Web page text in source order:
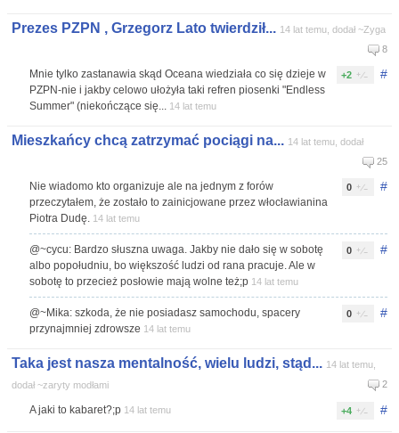
Prezes PZPN , Grzegorz Lato twierdził... 14 lat temu, dodał ~Zyga
8
#
+2
Mnie tylko zastanawia skąd Oceana wiedziała co się dzieje w
PZPN-nie i jakby celowo ułożyła taki refren piosenki "Endless
Summer" (niekończące się... 14 lat temu
Mieszkańcy chcą zatrzymać pociągi na... 14 lat temu, dodał
25
#
0
Nie wiadomo kto organizuje ale na jednym z forów
przeczytałem, że zostało to zainicjowane przez włocławianina
Piotra Dudę. 14 lat temu
#
0
@~cycu: Bardzo słuszna uwaga. Jakby nie dało się w sobotę
albo popołudniu, bo większość ludzi od rana pracuje. Ale w
sobotę to przecież posłowie mają wolne też;p 14 lat temu
#
0
@~Mika: szkoda, że nie posiadasz samochodu, spacery
przynajmniej zdrowsze 14 lat temu
Taka jest nasza mentalność, wielu ludzi, stąd... 14 lat temu,
dodał ~zaryty modłami
2
#
+4
A jaki to kabaret?;p 14 lat temu